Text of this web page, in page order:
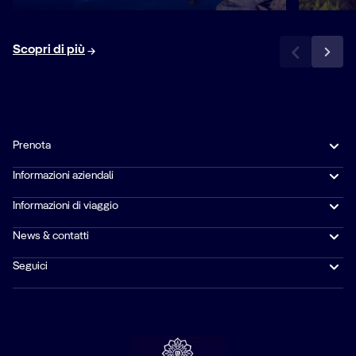
Scopri di più
Prenota
Informazioni aziendali
Informazioni di viaggio
News & contatti
Seguici